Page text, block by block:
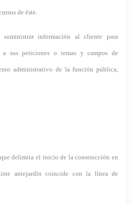
de éste.
información al cliente para
sus peticiones o temas y campos de
administrativo de la función pública,
delimita el inicio de la construcción en
antejardín coincide con la línea de